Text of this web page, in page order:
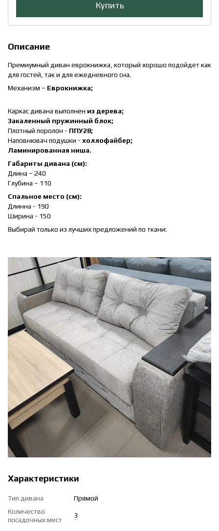
Купить
Описание
Премиумный диван еврокнижка, который хорошо подойдет как
для гостей, так и для ежедневного сна.
Механизм – Еврокнижка;
Каркас дивана выполнен из дерева;
Закаленный пружинный блок;
Плотный поролон - ППУ28;
Наповнювач подушки - холлофайбер;
Ламинированная ниша.
Габариты дивана (см):
Длина – 240
Глубина – 110
Спальное место (см):
Длинна - 190
Ширина - 150
Выбирай только из лучших предложений по ткани:
Характеристики
Тип дивана
Прямой
Количество
посадочных мест
3